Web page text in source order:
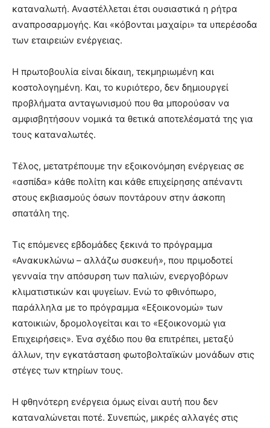
καταναλωτή. Αναστέλλεται έτσι ουσιαστικά η ρήτρα
αναπροσαρμογής. Και «κόβονται μαχαίρι» τα υπερέσοδα
των εταιρειών ενέργειας.
Η πρωτοβουλία είναι δίκαιη, τεκμηριωμένη και
κοστολογημένη. Και, το κυριότερο, δεν δημιουργεί
προβλήματα ανταγωνισμού που θα μπορούσαν να
αμφισβητήσουν νομικά τα θετικά αποτελέσματά της για
τους καταναλωτές.
Τέλος, μετατρέπουμε την εξοικονόμηση ενέργειας σε
«ασπίδα» κάθε πολίτη και κάθε επιχείρησης απέναντι
στους εκβιασμούς όσων ποντάρουν στην άσκοπη
σπατάλη της.
Τις επόμενες εβδομάδες ξεκινά το πρόγραμμα
«Ανακυκλώνω – αλλάζω συσκευή», που πριμοδοτεί
γενναία την απόσυρση των παλιών, ενεργοβόρων
κλιματιστικών και ψυγείων. Ενώ το φθινόπωρο,
παράλληλα με το πρόγραμμα «Εξοικονομώ» των
κατοικιών, δρομολογείται και το «Εξοικονομώ για
Επιχειρήσεις». Ένα σχέδιο που θα επιτρέπει, μεταξύ
άλλων, την εγκατάσταση φωτοβολταϊκών μονάδων στις
στέγες των κτηρίων τους.
Η φθηνότερη ενέργεια όμως είναι αυτή που δεν
καταναλώνεται ποτέ. Συνεπώς, μικρές αλλαγές στις